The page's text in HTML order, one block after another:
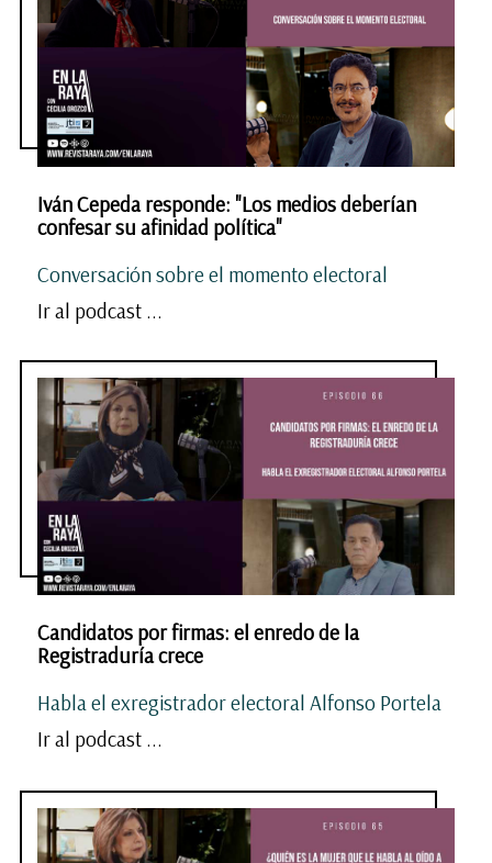
Iván Cepeda responde: "Los medios deberían
confesar su afinidad política"
Conversación sobre el momento electoral
Ir al podcast ...
Candidatos por firmas: el enredo de la
Registraduría crece
Habla el exregistrador electoral Alfonso Portela
Ir al podcast ...